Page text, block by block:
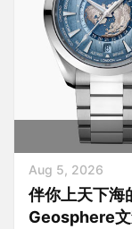
Aug 5, 2026
伴你上天下海
Geosphere